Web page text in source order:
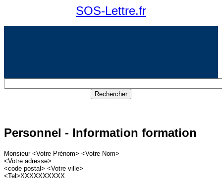
SOS-Lettre.fr
Personnel - Information formation
Monsieur <Votre Prénom> <Votre Nom>
<Votre adresse>
<code postal> <Votre ville>
<Tel>XXXXXXXXXX